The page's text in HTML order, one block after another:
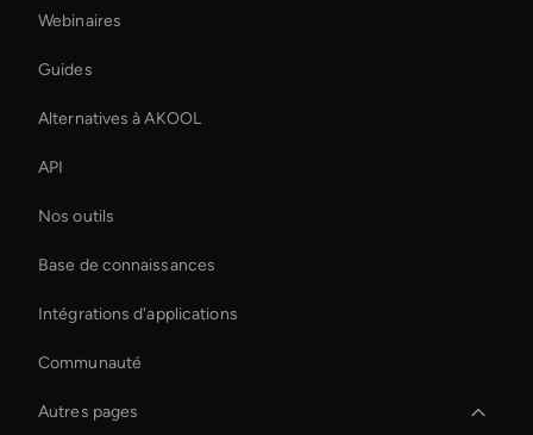
Webinaires
Guides
Alternatives à AKOOL
API
Nos outils
Base de connaissances
Intégrations d'applications
Communauté
Autres pages